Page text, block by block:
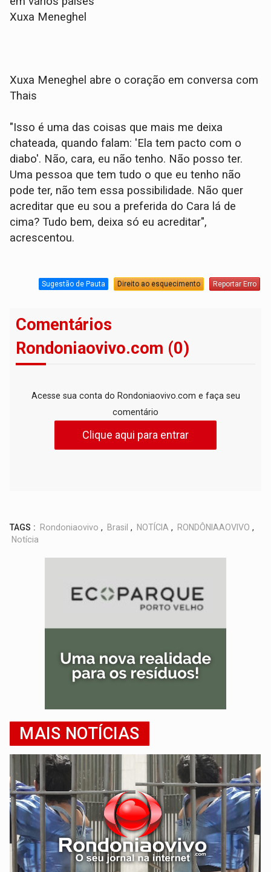
Xuxa Meneghel
Xuxa Meneghel abre o coração em conversa com
Thais
"Isso é uma das coisas que mais me deixa
chateada, quando falam: 'Ela tem pacto com o
diabo'. Não, cara, eu não tenho. Não posso ter.
Uma pessoa que tem tudo o que eu tenho não
pode ter, não tem essa possibilidade. Não quer
acreditar que eu sou a preferida do Cara lá de
cima? Tudo bem, deixa só eu acreditar",
acrescentou.
Sugestão de Pauta Direito ao esquecimento Reportar Erro
Comentários
Rondoniaovivo.com (0)
Acesse sua conta do Rondoniaovivo.com e faça seu
comentário
Clique aqui para entrar
TAGS : Rondoniaovivo , Brasil , NOTÍCIA , RONDÔNIAAOVIVO ,
Notícia
MAIS NOTÍCIAS